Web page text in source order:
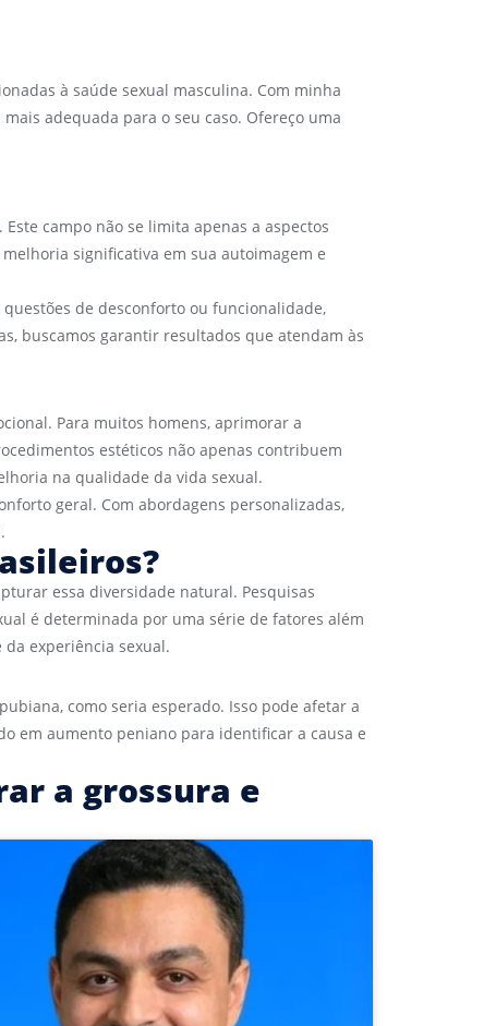
à saúde sexual masculina. Com minha
adequada para o seu caso. Ofereço uma
campo não se limita apenas a aspectos
significativa em sua autoimagem e
de desconforto ou funcionalidade,
buscamos garantir resultados que atendam às
Para muitos homens, aprimorar a
estéticos não apenas contribuem
na qualidade da vida sexual.
geral. Com abordagens personalizadas,
essa diversidade natural. Pesquisas
é determinada por uma série de fatores além
experiência sexual.
como seria esperado. Isso pode afetar a
em aumento peniano para identificar a causa e
a grossura e